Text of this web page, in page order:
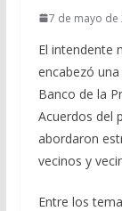
7 de mayo de
El intendente
encabezó
Banco de la
Acuerdos del
abordaron
vecinos y
Entre los